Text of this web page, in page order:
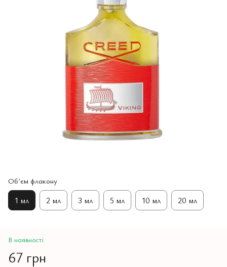
Обʼєм флакону
1 мл 2 мл 3 мл 5 мл 10 мл 20 мл
В наявності
67 грн